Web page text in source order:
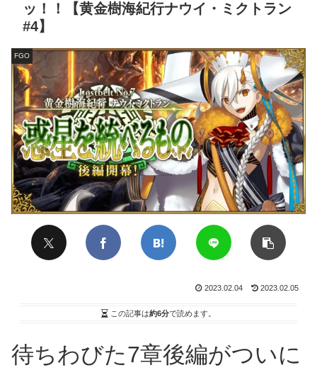
ッ！！【黄金樹海紀行ナウイ・ミクトラン
#4】
FGO
2023.02.04 2023.02.05
この記事は約6分で読めます。
待ちわびた7章後編がついに